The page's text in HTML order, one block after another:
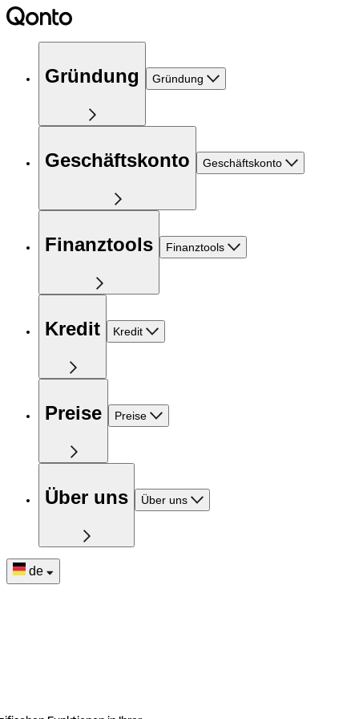
Gründung Gründung
Geschäftskonto Geschäftskonto
Finanztools Finanztools
Kredit Kredit
Preise Preise
Über uns Über uns
de